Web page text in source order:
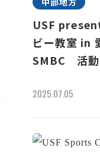
USF
ビー教室 in
SMBC 活動
2025.07.05